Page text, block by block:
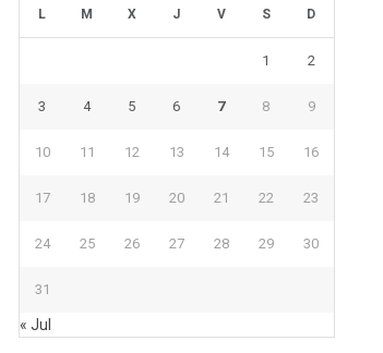
L M X J V S D
1 2
3 4 5 6 7 8 9
10 11 12 13 14 15 16
17 18 19 20 21 22 23
24 25 26 27 28 29 30
31
« Jul